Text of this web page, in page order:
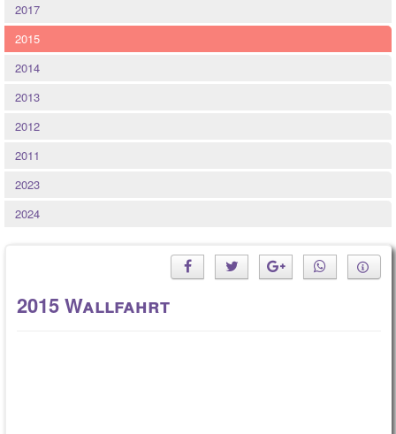
2017
2015
2014
2013
2012
2011
2023
2024
2015 Wallfahrt